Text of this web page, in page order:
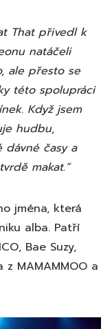
That přivedl k
natáčeli
ale přesto se
této spolupráci
Když jsem
hudbu,
dávné časy a
makat.“
jména, která
alba. Patří
Bae Suzy,
z MAMAMMOO a